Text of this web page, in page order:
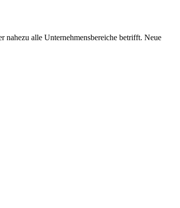
nahezu alle Unternehmensbereiche betrifft. Neue